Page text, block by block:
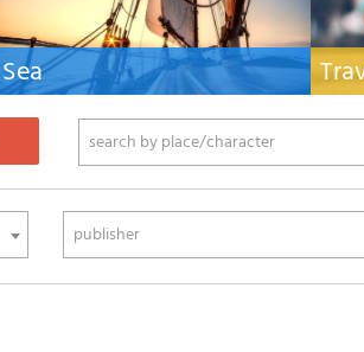
Sea
Nautical manuals, nautical cartography, books
and literature for sailboat and motor
Travel
search by place/character
publisher